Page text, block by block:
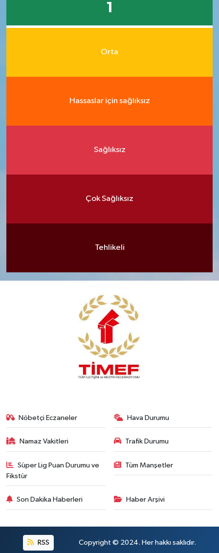
1
Orta
Hassaslar için sağlıksız
Sağlıksız
Çok Sağlıksız
Tehlikeli
Nöbetçi Eczaneler Hava Durumu
Namaz Vakitleri Trafik Durumu
Süper Lig Puan Durumu ve
Fikstür
Tüm Manşetler
Son Dakika Haberleri Haber Arşivi
RSS Copyright © 2024. Her hakkı saklıdır.